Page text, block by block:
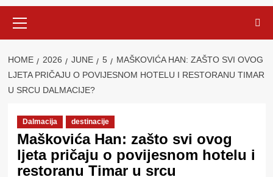
Menu
HOME 2026 JUNE 5
MAŠKOVIĆA HAN: ZAŠTO SVI OVOG
LJETA PRIČAJU O POVIJESNOM HOTELU I RESTORANU TIMAR
U SRCU DALMACIJE?
Dalmacija destinacije
Maškovića Han: zašto svi ovog
ljeta pričaju o povijesnom hotelu i
restoranu Timar u srcu